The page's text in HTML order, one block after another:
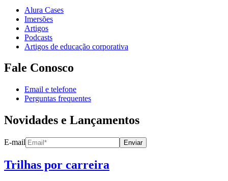
Alura Cases
Imersões
Artigos
Podcasts
Artigos de educação corporativa
Fale Conosco
Email e telefone
Perguntas frequentes
Novidades e Lançamentos
E-mail Enviar
Trilhas por carreira